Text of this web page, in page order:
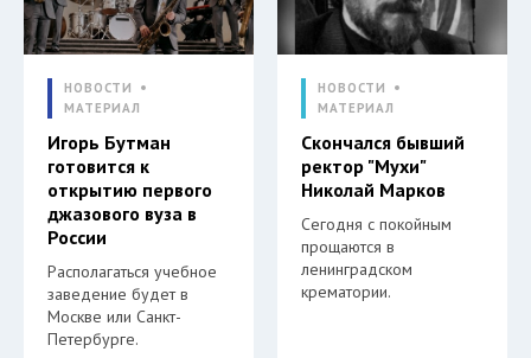
НОВОСТИ
МАТЕРИАЛ
Игорь Бутман
готовится к
открытию первого
джазового вуза в
России
Располагаться учебное
заведение будет в
Москве или Санкт-
Петербурге.
НОВОСТИ
МАТЕРИАЛ
Скончался бывший
ректор "Мухи"
Николай Марков
Сегодня с покойным
прощаются в
ленинградском
крематории.